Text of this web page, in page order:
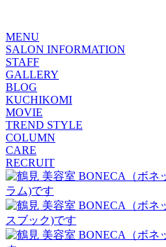
MENU
SALON INFORMATION
STAFF
GALLERY
BLOG
KUCHIKOMI
MOVIE
TREND STYLE
COLUMN
CARE
RECRUIT